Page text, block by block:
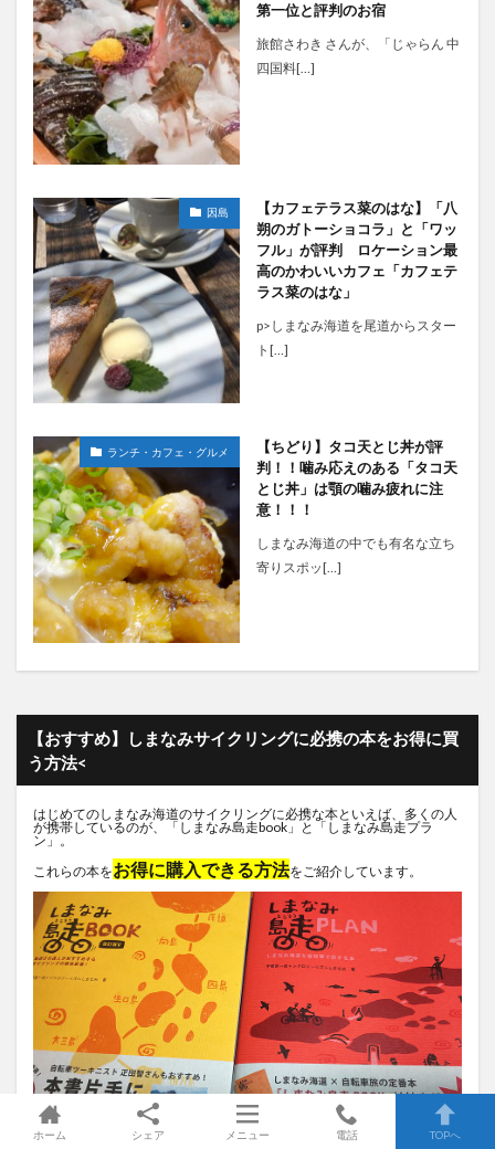
第一位と評判のお宿
旅館さわき さんが、「じゃらん 中
四国料[…]
因島
【カフェテラス菜のはな】「八
朔のガトーショコラ」と「ワッ
フル」が評判 ロケーション最
高のかわいいカフェ「カフェテ
ラス菜のはな」
p>しまなみ海道を尾道からスター
ト[…]
ランチ・カフェ・グルメ
【ちどり】タコ天とじ丼が評
判！！噛み応えのある「タコ天
とじ丼」は顎の噛み疲れに注
意！！！
しまなみ海道の中でも有名な立ち
寄りスポッ[…]
【おすすめ】しまなみサイクリングに必携の本をお得に買
う方法<
はじめてのしまなみ海道のサイクリングに必携な本といえば、多くの人
が携帯しているのが、「しまなみ島走book」と「しまなみ島走プラ
ン」。
これらの本をお得に購入できる方法をご紹介しています。
ホーム シェア メニュー 電話 TOPへ